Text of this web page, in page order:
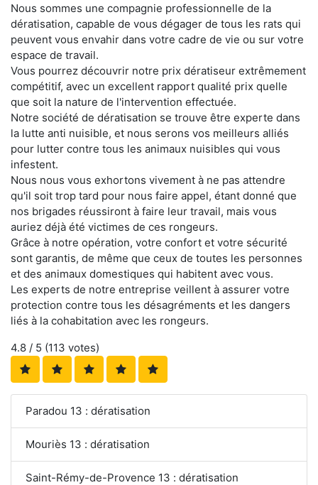
Nous sommes une compagnie professionnelle de la
dératisation, capable de vous dégager de tous les rats qui
peuvent vous envahir dans votre cadre de vie ou sur votre
espace de travail.
Vous pourrez découvrir notre prix dératiseur extrêmement
compétitif, avec un excellent rapport qualité prix quelle
que soit la nature de l'intervention effectuée.
Notre société de dératisation se trouve être experte dans
la lutte anti nuisible, et nous serons vos meilleurs alliés
pour lutter contre tous les animaux nuisibles qui vous
infestent.
Nous nous vous exhortons vivement à ne pas attendre
qu'il soit trop tard pour nous faire appel, étant donné que
nos brigades réussiront à faire leur travail, mais vous
auriez déjà été victimes de ces rongeurs.
Grâce à notre opération, votre confort et votre sécurité
sont garantis, de même que ceux de toutes les personnes
et des animaux domestiques qui habitent avec vous.
Les experts de notre entreprise veillent à assurer votre
protection contre tous les désagréments et les dangers
liés à la cohabitation avec les rongeurs.
4.8 / 5 (113 votes)
Paradou 13 : dératisation
Mouriès 13 : dératisation
Saint-Rémy-de-Provence 13 : dératisation